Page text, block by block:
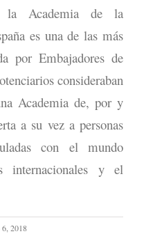
la Academia de la
es una de las más
por Embajadores de
consideraban
Academia de, por y
a su vez a personas
con el mundo
internacionales y el
2018